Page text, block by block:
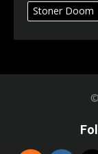
Stoner Doom